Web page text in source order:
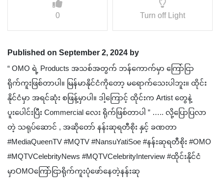
0 Turn off Light
Published on September 2, 2024 by
“ OMO ရဲ့ Products အသစ်အတွက် ဘန်ကောက်မှာ ကြော်ငြာ
ရိုက်ကူးဖြစ်တာပါ။ မြန်မာနိုင်ငံကိုတော့ ‌မရောက်သေးပါဘူး။ ထိုင်း
နိုင်ငံမှာ အရင်ဆုံး စဖြန့်မှာပါ။ ဒါ့ကြောင့် ထိုင်းက Artist တွေနဲ့
ပူးပေါင်းပြီး Commercial လေး ရိုက်ဖြစ်တာပါ ” ….. လို့ပြောပြလာ
တဲ့ သရုပ်ဆောင် , အဆိုတော် နန်းဆုရတီစိုး နှင့် ခဏတာ
#MediaQueenTV #MQTV #NansuYatiSoe #နန်းဆုရတီစိုး #OMO
#MQTVCelebrityNews #MQTVCelebrityInterview #ထိုင်းနိုင်ငံ
မှာOMOကြော်ငြာရိုက်ကူးပုံဖော်နေတဲ့နန်းဆု